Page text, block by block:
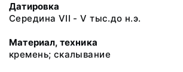
Датировка
Середина VII - V тыс.до н.э.
Материал, техника
кремень; скалывание